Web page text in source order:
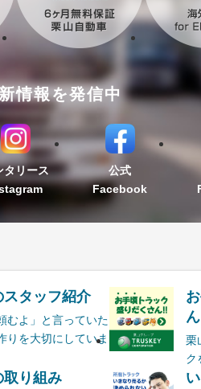
情報を発信中
タリース
公式
Facebook
タッフ紹介
むよ」と言っていた
りを大切にしていま
栗
ク
取り組み